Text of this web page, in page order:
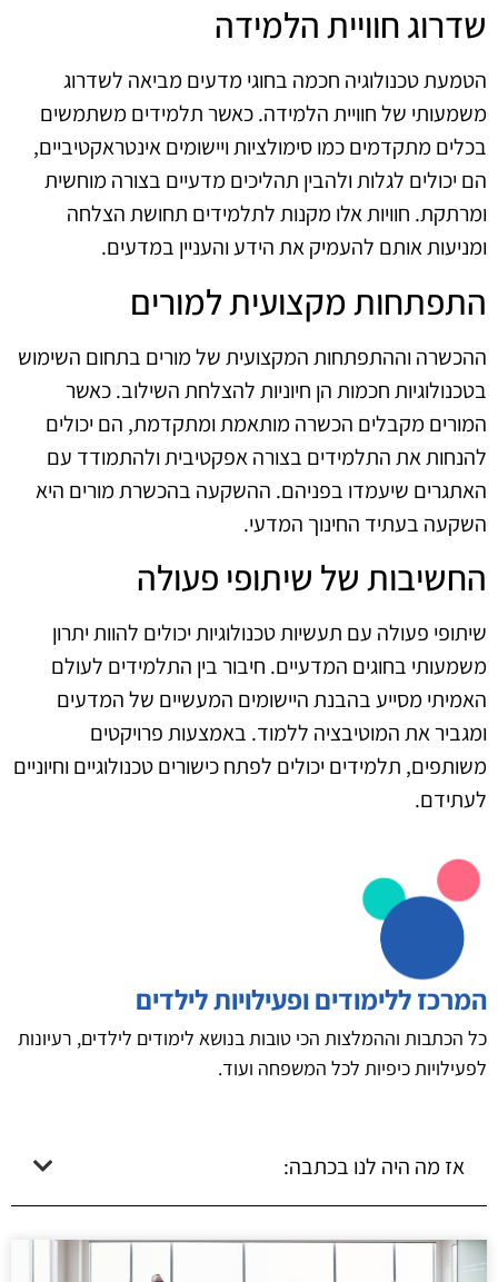
שדרוג חוויית הלמידה
הטמעת טכנולוגיה חכמה בחוגי מדעים מביאה לשדרוג
משמעותי של חוויית הלמידה. כאשר תלמידים משתמשים
בכלים מתקדמים כמו סימולציות ויישומים אינטראקטיביים,
הם יכולים לגלות ולהבין תהליכים מדעיים בצורה מוחשית
ומרתקת. חוויות אלו מקנות לתלמידים תחושת הצלחה
ומניעות אותם להעמיק את הידע והעניין במדעים.
התפתחות מקצועית למורים
ההכשרה וההתפתחות המקצועית של מורים בתחום השימוש
בטכנולוגיות חכמות הן חיוניות להצלחת השילוב. כאשר
המורים מקבלים הכשרה מותאמת ומתקדמת, הם יכולים
להנחות את התלמידים בצורה אפקטיבית ולהתמודד עם
האתגרים שיעמדו בפניהם. ההשקעה בהכשרת מורים היא
השקעה בעתיד החינוך המדעי.
החשיבות של שיתופי פעולה
שיתופי פעולה עם תעשיות טכנולוגיות יכולים להוות יתרון
משמעותי בחוגים המדעיים. חיבור בין התלמידים לעולם
האמיתי מסייע בהבנת היישומים המעשיים של המדעים
ומגביר את המוטיבציה ללמוד. באמצעות פרויקטים
משותפים, תלמידים יכולים לפתח כישורים טכנולוגיים וחיוניים
לעתידם.
המרכז ללימודים ופעילויות לילדים
כל הכתבות וההמלצות הכי טובות בנושא לימודים לילדים, רעיונות
לפעילויות כיפיות לכל המשפחה ועוד.
אז מה היה לנו בכתבה: